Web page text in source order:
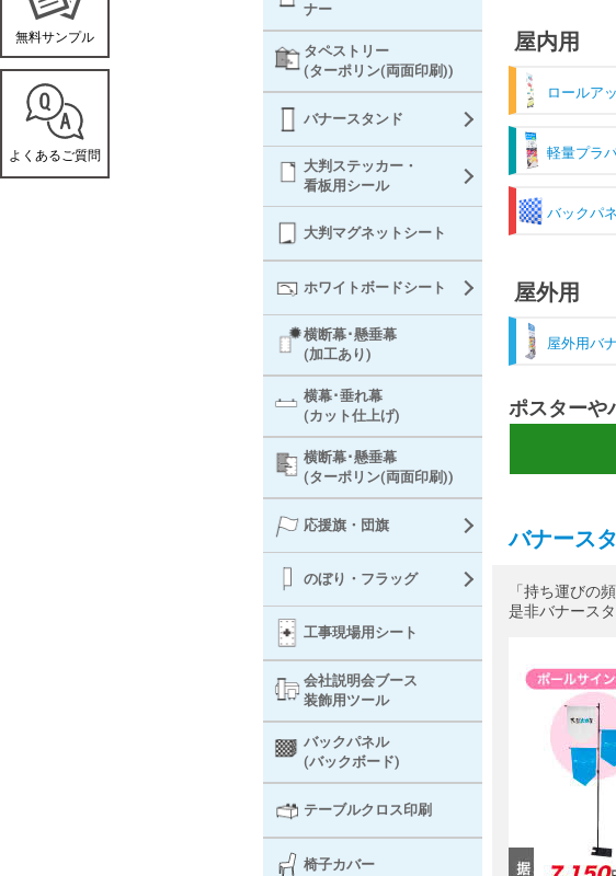
屋内用
ロールア
軽量プラ
バックパ
屋外用
屋外用バ
ポスターや
バナース
「持ち運びの
是非バナース
ナー
タペストリー
(ターポリン(両面印刷))
バナースタンド
大判ステッカー・
看板用シール
大判マグネットシート
ホワイトボードシート
横断幕･懸垂幕
(加工あり)
横幕･垂れ幕
(カット仕上げ)
横断幕･懸垂幕
(ターポリン(両面印刷))
応援旗・団旗
のぼり・フラッグ
工事現場用シート
会社説明会ブース
装飾用ツール
バックパネル
(バックボード)
テーブルクロス印刷
椅子カバー